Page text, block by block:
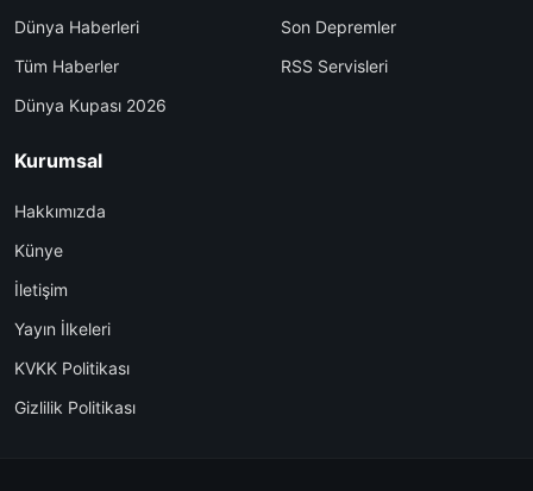
Dünya Haberleri
Tüm Haberler
Dünya Kupası 2026
Son Depremler
RSS Servisleri
Kurumsal
Hakkımızda
Künye
İletişim
Yayın İlkeleri
KVKK Politikası
Gizlilik Politikası